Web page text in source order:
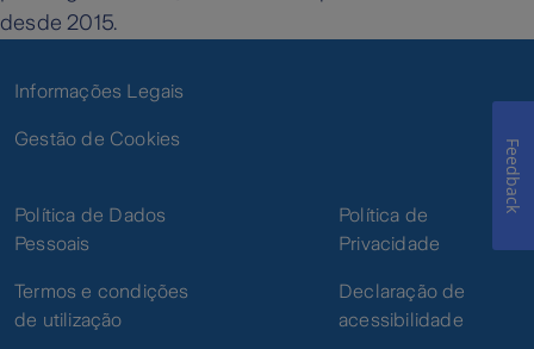
desde 2015.
Informações Legais
Gestão de Cookies
Política de Dados
Pessoais
Termos e condições
de utilização
Política de
Privacidade
Declaração de
acessibilidade
Feedback